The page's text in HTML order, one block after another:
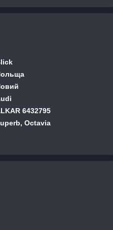
6432795
Octavia